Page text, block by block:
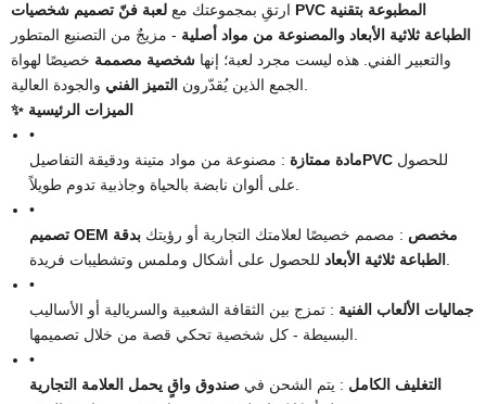
ارتقِ بمجموعتك مع لعبة فنّ تصميم شخصيات PVC المطبوعة بتقنية
الطباعة ثلاثية الأبعاد والمصنوعة من مواد أصلية - مزيجٌ من التصنيع المتطور
والتعبير الفني. هذه ليست مجرد لعبة؛ إنها شخصية مصممة خصيصًا لهواة
الجمع الذين يُقدّرون التميز الفني
✨ الميزات الرئيسية
•
مادة ممتازة : مصنوعة من مواد متينة ودقيقة التفاصيل ​PVC​للحصول
•
تصميم OEM مخصص : مصمم خصيصًا لعلامتك التجارية أو رؤيتكبدقة
الطباعة ثلاثية الأبعاد
•
جماليات الألعاب الفنية : تمزج بين الثقافة الشعبية والسريالية أو الأساليب
•
التغليف الكامل : يتم الشحن فيصندوق واقٍ يحمل العلامة التجارية